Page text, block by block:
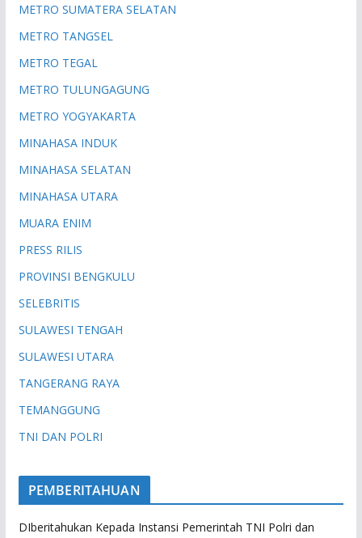
METRO SUMATERA SELATAN
METRO TANGSEL
METRO TEGAL
METRO TULUNGAGUNG
METRO YOGYAKARTA
MINAHASA INDUK
MINAHASA SELATAN
MINAHASA UTARA
MUARA ENIM
PRESS RILIS
PROVINSI BENGKULU
SELEBRITIS
SULAWESI TENGAH
SULAWESI UTARA
TANGERANG RAYA
TEMANGGUNG
TNI DAN POLRI
PEMBERITAHUAN
DIberitahukan Kepada Instansi Pemerintah TNI Polri dan